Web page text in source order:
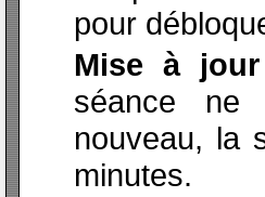
pour
Mise à
séance
nouveau, la
minutes.